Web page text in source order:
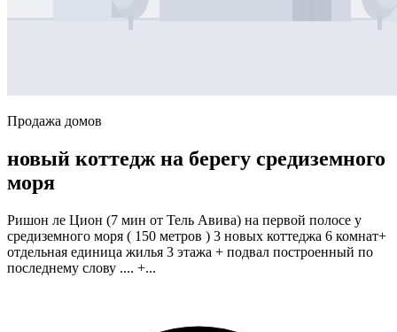
Продажа домов
новый коттедж на берегу средиземного
моря
Ришон ле Цион (7 мин от Тель Авива) на первой полосе у
средиземного моря ( 150 метров ) 3 новых коттеджа 6 комнат+
отдельная единица жилья 3 этажа + подвал построенный по
последнему слову .... +...